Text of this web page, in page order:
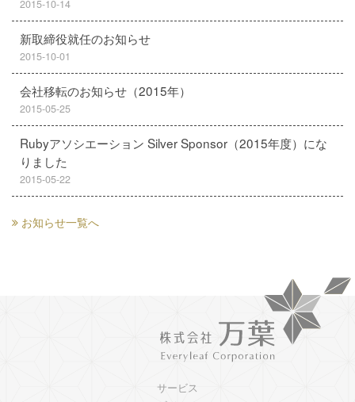
2015-10-14
新取締役就任のお知らせ
2015-10-01
会社移転のお知らせ（2015年）
2015-05-25
Rubyアソシエーション Silver Sponsor（2015年度）にな
りました
2015-05-22
お知らせ一覧へ
サービス